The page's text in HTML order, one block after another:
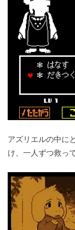
アズリエルの中に
け、一人ずつ救っ